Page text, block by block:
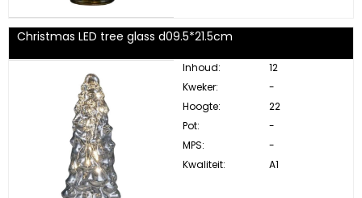
Christmas LED tree glass d09.5*21.5cm
Inhoud:
12
Kweker:
-
Hoogte:
22
Pot:
-
MPS:
-
Kwaliteit:
A1